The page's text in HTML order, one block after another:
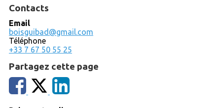
Contacts
Email
boisguibad@gmail.com
Téléphone
+33 7 67 50 55 25
Partagez cette page